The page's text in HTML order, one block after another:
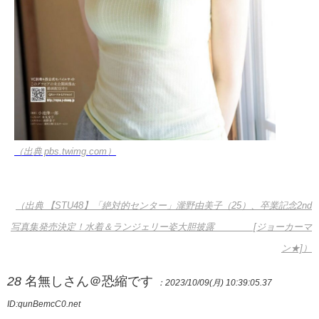
（出典 pbs.twimg.com）
（出典 【STU48】「絶対的センター」瀧野由美子（25）、卒業記念2nd
写真集発売決定！水着＆ランジェリー姿大胆披露 [ジョーカーマ
ン★]）
28 名無しさん＠恐縮です ：2023/10/09(月) 10:39:05.37
ID:qunBemcC0.net